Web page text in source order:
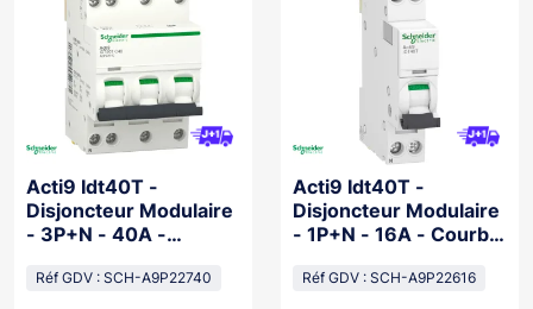
Acti9 Idt40T -
Disjoncteur Modulaire
- 3P+N - 40A -
4500A/6Ka
Réf GDV : SCH-A9P22740
Acti9 Idt40T -
Disjoncteur Modulaire
- 1P+N - 16A - Courbe
Réf GDV : SCH-A9P22616